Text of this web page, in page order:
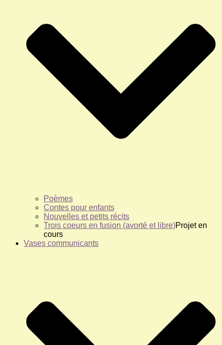
Poèmes
Contes pour enfants
Nouvelles et petits récits
Trois coeurs en fusion (avorté et libre)Projet en
cours
Vases communicants